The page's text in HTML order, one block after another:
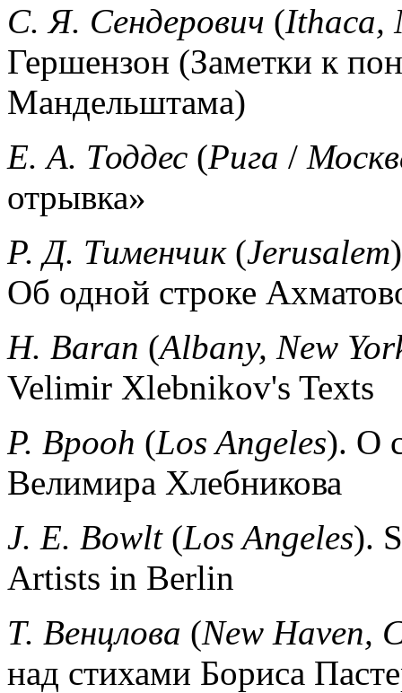
С. Я. Сендерович (Ithaca,
Гершензон (Заметки к
Мандельштама)
Е. А. Тоддес (Рига /
отрывка»
Р. Д. Тименчик(Jerusalem
Об одной строке
Н. Baran (Albany, New
Velimir Xlebnikov's Texts
P. Bpooh (Los Angeles). О
Велимира Хлебникова
J. E. Bowlt(Los Angeles).
Artists in Berlin
Т. Венцлова (New Haven,
над стихами Бориса